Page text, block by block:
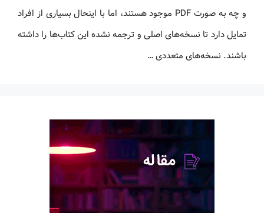
و چه به صورت PDF موجود هستند، اما با اینحال بسیاری از افراد
تمایل دارد تا نسخه‌های اصلی و ترجمه نشده این کتاب‌ها را داشته
باشند. نسخه‌های متعددی …